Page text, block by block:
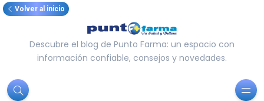
Volver al inicio
Descubre el blog de Punto Farma: un espacio con
información confiable, consejos y novedades.